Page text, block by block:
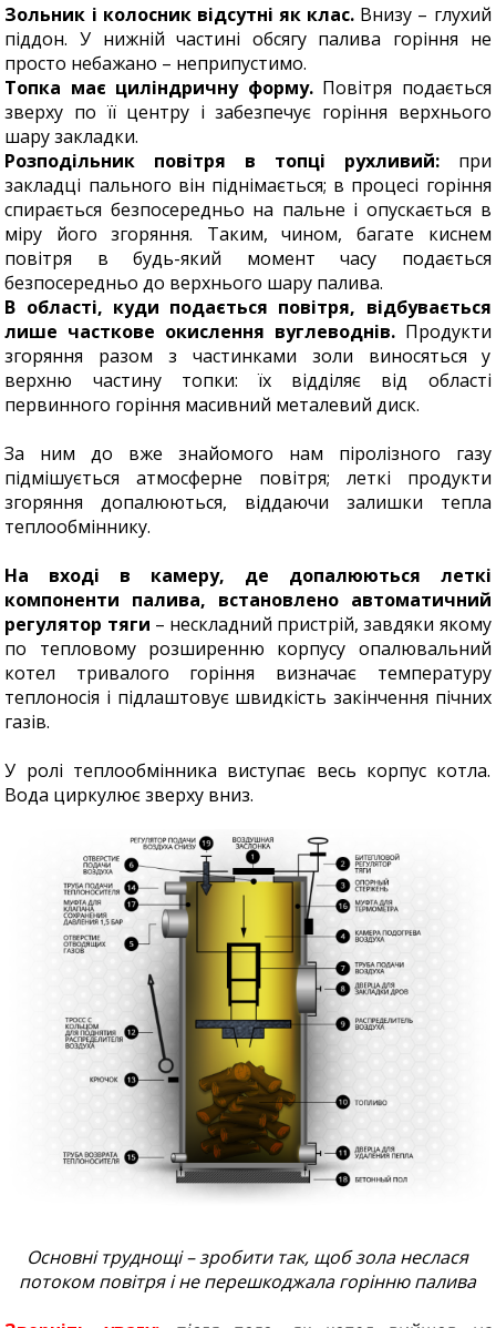
Зольник і колосник відсутні як клас. Внизу – глухий
піддон. У нижній частині обсягу палива горіння не
просто небажано – неприпустимо.
Топка має циліндричну форму.Повітря подається
зверху по її центру і забезпечує горіння верхнього
шару закладки.
Розподільник повітря в топці рухливий: при
закладці пального він піднімається; в процесі горіння
спирається безпосередньо на пальне і опускається в
міру його згоряння. Таким, чином, багате киснем
повітря в будь-який момент часу подається
безпосередньо до верхнього шару палива.
В області, куди подається повітря, відбувається
лише часткове окислення вуглеводнів. Продукти
згоряння разом з частинками золи виносяться у
верхню частину топки: їх відділяє від області
первинного горіння масивний металевий диск.
За ним до вже знайомого нам піролізного газу
підмішується атмосферне повітря; леткі продукти
згоряння допалюються, віддаючи залишки тепла
теплообміннику.
На вході в камеру, де допалюються леткі
компоненти палива, встановлено автоматичний
регулятор тяги – нескладний пристрій, завдяки якому
по тепловому розширенню корпусу опалювальний
котел тривалого горіння визначає температуру
теплоносія і підлаштовує швидкість закінчення пічних
газів.
У ролі теплообмінника виступає весь корпус котла.
Вода циркулює зверху вниз.
Основні труднощі – зробити так, щоб зола неслася
потоком повітря і не перешкоджала горінню палива